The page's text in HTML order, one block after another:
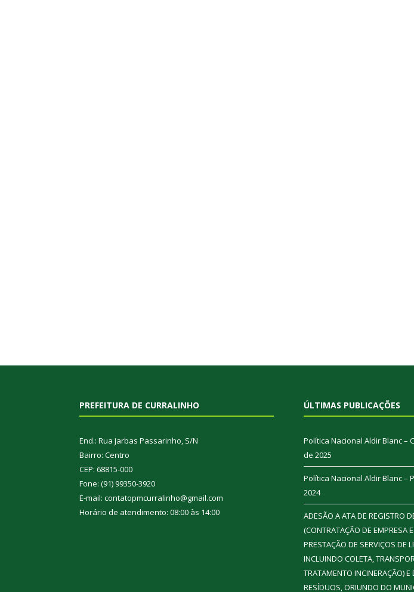
PREFEITURA DE CURRALINHO
End.: Rua Jarbas Passarinho, S/N
Bairro: Centro
CEP: 68815-000
Fone: (91) 99350-3920
E-mail: contatopmcurralinho@gmail.com
Horário de atendimento: 08:00 às 14:00
ÚLTIMAS PUBLICAÇÕES
Política Nacional Aldir Blanc –
de 2025
Política Nacional Aldir Blanc –
2024
ADESÃO A ATA DE REGISTRO
(CONTRATAÇÃO DE EMPRESA
PRESTAÇÃO DE SERVIÇOS DE
INCLUINDO COLETA,
TRATAMENTO INCINERAÇÃO) E
RESÍDUOS, ORIUNDO DO